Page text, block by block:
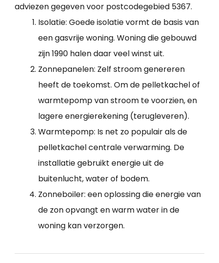
adviezen gegeven voor postcodegebied 5367.
Isolatie: Goede isolatie vormt de basis van
een gasvrije woning. Woning die gebouwd
zijn 1990 halen daar veel winst uit.
Zonnepanelen: Zelf stroom genereren
heeft de toekomst. Om de pelletkachel of
warmtepomp van stroom te voorzien, en
lagere energierekening (terugleveren).
Warmtepomp: Is net zo populair als de
pelletkachel centrale verwarming. De
installatie gebruikt energie uit de
buitenlucht, water of bodem.
Zonneboiler: een oplossing die energie van
de zon opvangt en warm water in de
woning kan verzorgen.